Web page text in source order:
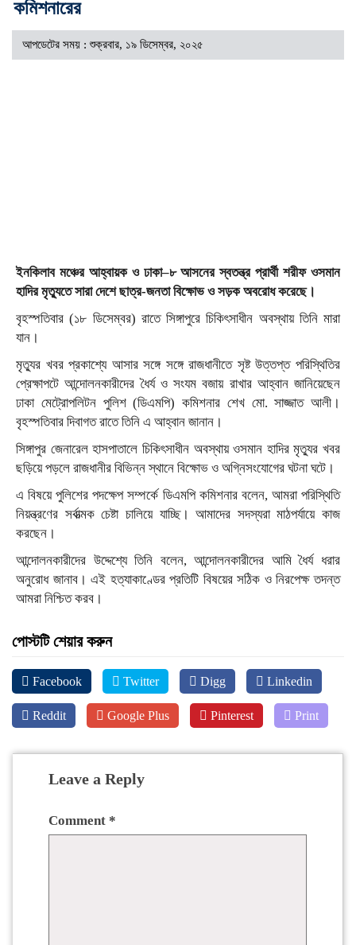
কমিশনারের
আপডেটের সময় : শুক্রবার, ১৯ ডিসেম্বর, ২০২৫
ইনকিলাব মঞ্চের আহ্বায়ক ও ঢাকা–৮ আসনের স্বতন্ত্র প্রার্থী শরীফ ওসমান
হাদির মৃত্যুতে সারা দেশে ছাত্র-জনতা বিক্ষোভ ও সড়ক অবরোধ করেছে।
বৃহস্পতিবার (১৮ ডিসেম্বর) রাতে সিঙ্গাপুরে চিকিৎসাধীন অবস্থায় তিনি মারা
যান।
মৃত্যুর খবর প্রকাশ্যে আসার সঙ্গে সঙ্গে রাজধানীতে সৃষ্ট উত্তপ্ত পরিস্থিতির
প্রেক্ষাপটে আন্দোলনকারীদের ধৈর্য ও সংযম বজায় রাখার আহ্বান জানিয়েছেন
ঢাকা মেট্রোপলিটন পুলিশ (ডিএমপি) কমিশনার শেখ মো. সাজ্জাত আলী।
বৃহস্পতিবার দিবাগত রাতে তিনি এ আহ্বান জানান।
সিঙ্গাপুর জেনারেল হাসপাতালে চিকিৎসাধীন অবস্থায় ওসমান হাদির মৃত্যুর খবর
ছড়িয়ে পড়লে রাজধানীর বিভিন্ন স্থানে বিক্ষোভ ও অগ্নিসংযোগের ঘটনা ঘটে।
এ বিষয়ে পুলিশের পদক্ষেপ সম্পর্কে ডিএমপি কমিশনার বলেন, আমরা পরিস্থিতি
নিয়ন্ত্রণের সর্বাত্মক চেষ্টা চালিয়ে যাচ্ছি। আমাদের সদস্যরা মাঠপর্যায়ে কাজ
করছেন।
আন্দোলনকারীদের উদ্দেশ্যে তিনি বলেন, আন্দোলনকারীদের আমি ধৈর্য ধরার
অনুরোধ জানাব। এই হত্যাকাণ্ডের প্রতিটি বিষয়ের সঠিক ও নিরপেক্ষ তদন্ত
আমরা নিশ্চিত করব।
পোস্টটি শেয়ার করুন
Facebook Twitter Digg Linkedin
Reddit Google Plus Pinterest Print
Leave a Reply
Comment *